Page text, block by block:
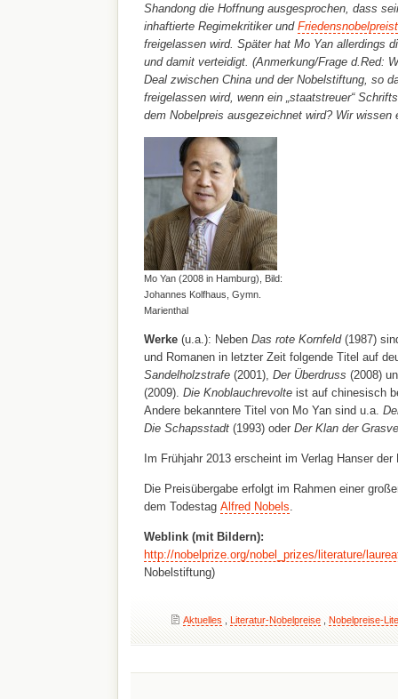
Shandong die Hoffnung ausgesprochen, dass
inhaftierte Regimekritiker und
freigelassen wird. Später hat Mo Yan allerdings
und damit verteidigt. (Anmerkung/Frage d.Red:
Deal zwischen China und der Nobelstiftung, so
freigelassen wird, wenn ein „staatstreuer“
dem Nobelpreis ausgezeichnet wird? Wir wissen
Mo Yan (2008 in Hamburg), Bild:
Johannes Kolfhaus, Gymn.
Marienthal
Werke(u.a.): Neben Das rote Kornfeld(1987)
und Romanen in letzter Zeit folgende Titel auf
Sandelholzstrafe(2001), Der Überdruss (2008)
(2009). Die Knoblauchrevolteist auf chinesisch
Andere bekanntere Titel von Mo Yan sind u.a.
Die Schapsstadt(1993) oder Der Klan der
Im Frühjahr 2013 erscheint im Verlag Hanser der
Die Preisübergabe erfolgt im Rahmen einer
dem Todestag Alfred Nobels
Weblink (mit Bildern):
http://nobelprize.org/nobel_prizes/literature/
Nobelstiftung)
Aktuelles, Literatur-Nobelpreise, Nobelpreise-